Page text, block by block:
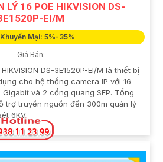
LÝ 16 POE HIKVISION DS-
EI/M
Mại: 5%-35%
Giá Bán:
DS-3E1520P-EI/M là thiết bị
cho hệ thống camera IP với 16
và 2 cổng quang SFP. Tổng
trợ truyền nguồn đến 300m quản lý
6KV